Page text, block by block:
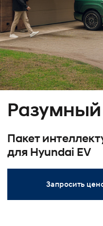
Пакет
для Hyundai EV
Запросить